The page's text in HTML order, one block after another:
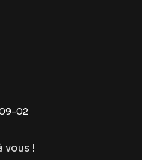
02
vous !